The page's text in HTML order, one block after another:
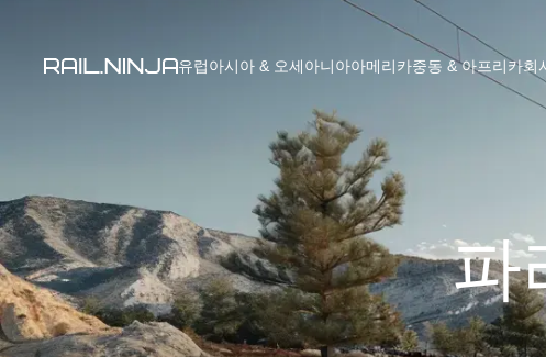
유럽아시아 & 오세아니아아메리카중동 & 아프리카회
파